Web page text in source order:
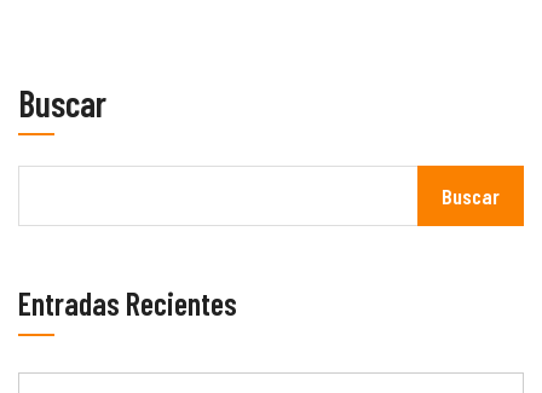
Buscar
Buscar
Entradas Recientes